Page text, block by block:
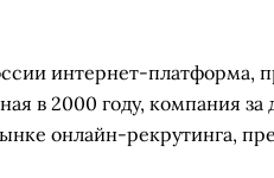
интернет-платформа,
в 2000 году, компания
онлайн-рекрутинга,